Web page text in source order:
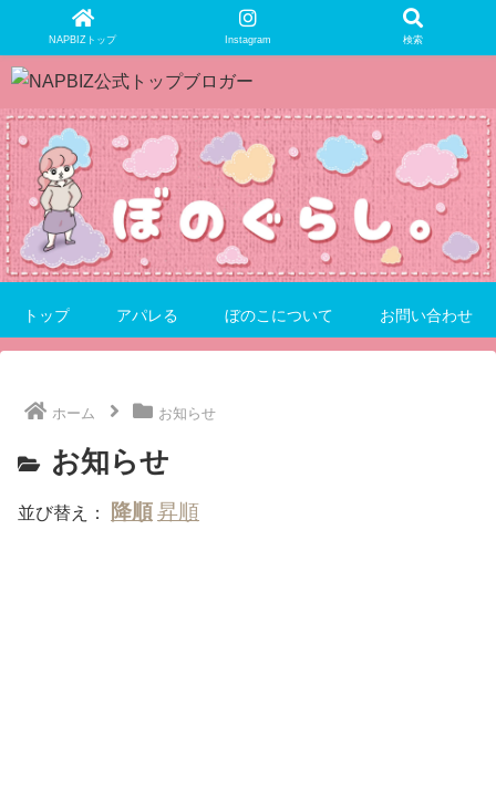
NAPBIZトップ Instagram 検索
トップ アパレる ぼのこについて お問い合わせ
ホーム お知らせ
お知らせ
並び替え：